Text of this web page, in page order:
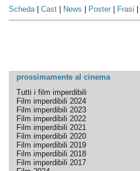
Scheda| Cast| News Poster| Frasi
prossimamente al cinema
Tutti i film imperdibili
Film imperdibili 2024
Film imperdibili 2023
Film imperdibili 2022
Film imperdibili 2021
Film imperdibili 2020
Film imperdibili 2019
Film imperdibili 2018
Film imperdibili 2017